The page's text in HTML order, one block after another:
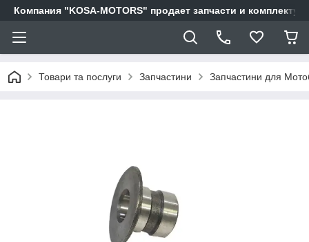
Компания "KOSA-MOTORS" продает запчасти и
Товари та послуги Запчастини Запчастини для